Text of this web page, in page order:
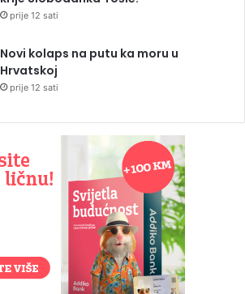
prije 12 sati
Novi kolaps na putu ka moru u
Hrvatskoj
prije 12 sati